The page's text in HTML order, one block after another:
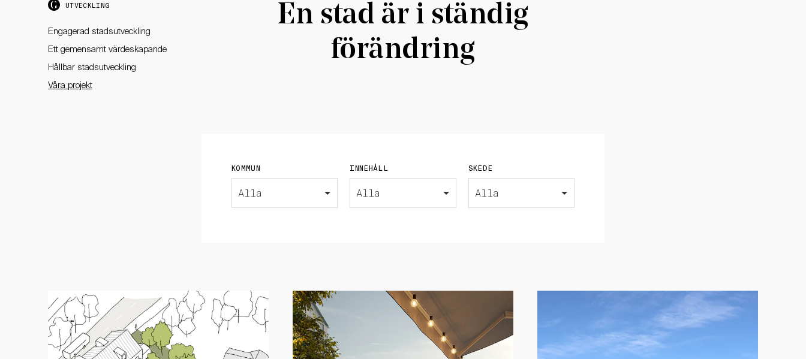
UTVECKLING
Engagerad stadsutveckling
Ett gemensamt värdeskapande
Hållbar stadsutveckling
Våra projekt
En stad är i ständig
förändring
Alla
KOMMUN
Alla
INNEHÅLL
Alla
SKEDE